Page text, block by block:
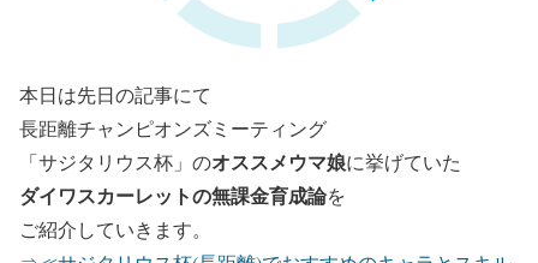
本日は先日の記事にて
長距離チャンピオンズミーティング
「サジタリウス杯」のオススメウマ娘に挙げていた
ダイワスカーレットの無課金育成論を
ご紹介していきます。